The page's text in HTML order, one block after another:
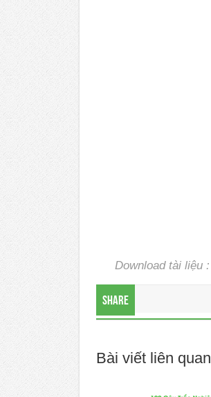
Download tài liệu :
Share
Bài viết liên quan